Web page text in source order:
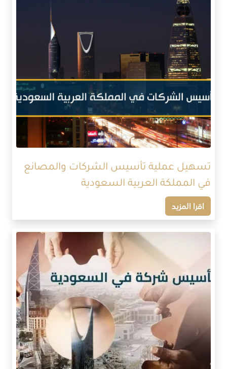
تسهيل عملية تأسيس الشركات والمصانع
في المملكة العربية السعودية
اقرا المزيد